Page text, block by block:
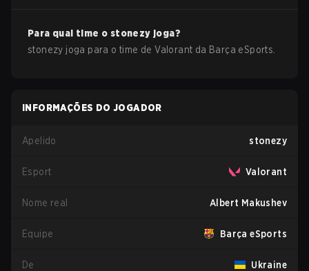
Para qual time o stonezy joga?
stonezy joga para o time deValorant da Barça eSports
INFORMAÇÕES DO JOGADOR
Apelido stonezy
Esport Valorant
Nome real Albert Makushev
Equipe Barça eSports
De Ukraine